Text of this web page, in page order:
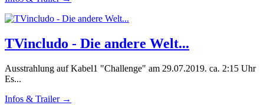
TVincludo - Die andere Welt...
Ausstrahlung auf Kabel1 "Challenge" am 29.07.2019. ca. 2:15 Uhr
Es...
Infos & Trailer →